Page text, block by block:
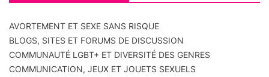
AVORTEMENT ET SEXE SANS RISQUE
BLOGS, SITES ET FORUMS DE DISCUSSION
COMMUNAUTÉ LGBT+ ET DIVERSITÉ DES GENRES
COMMUNICATION, JEUX ET JOUETS SEXUELS